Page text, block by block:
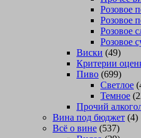
Розовое
Розовое
Розовое
Розовое
Виски (49)
Критерии
Пиво (699)
Светлое
Темное
Прочий
Вина под бюджет (4)
Всё о вине (537)